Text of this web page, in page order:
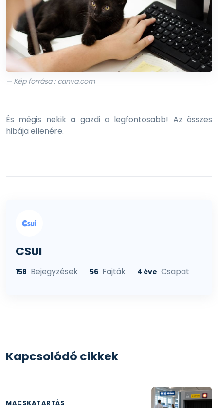
— Kép forrása : canva.com
És mégis nekik a gazdi a legfontosabb! Az összes
hibája ellenére.
CSUI
158 Bejegyzések 56 Fajták 4 éve Csapat
Kapcsolódó cikkek
MACSKATARTÁS